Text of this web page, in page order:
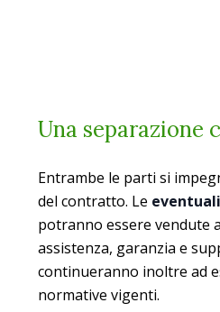
Una separazione
Entrambe le parti si
del contratto. Le
potranno essere vendute
assistenza, garanzia e
continueranno inoltre ad
normative vigenti.